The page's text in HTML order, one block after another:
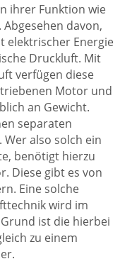
ihrer Funktion wie
davon,
elektrischer Energie
Druckluft. Mit
verfügen diese
Motor und
an Gewicht.
separaten
also solch ein
benötigt hierzu
Diese gibt es von
Eine solche
wird im
ist die hierbei
zu einem